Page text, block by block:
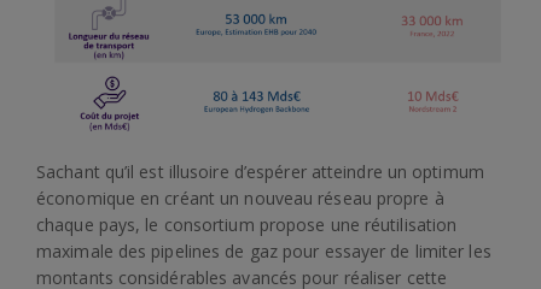
Sachant qu’il est illusoire d’espérer atteindre un optimum
économique en créant un nouveau réseau propre à
chaque pays, le consortium propose une réutilisation
maximale des pipelines de gaz pour essayer de limiter les
montants considérables avancés pour réaliser cette